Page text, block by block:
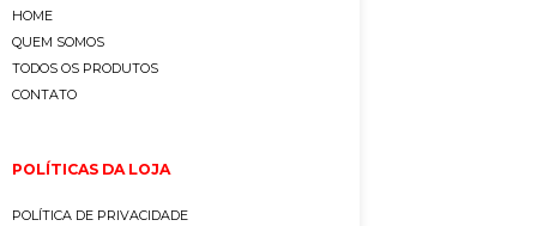
HOME
QUEM SOMOS
TODOS OS PRODUTOS
CONTATO
POLÍTICAS DA LOJA
POLÍTICA DE PRIVACIDADE